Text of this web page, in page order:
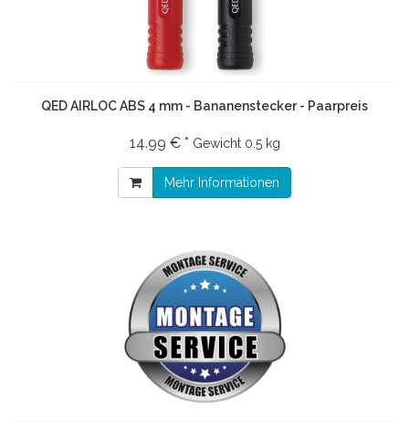
QED AIRLOC ABS 4 mm - Bananenstecker - Paarpreis
14.99 € * Gewicht 0.5 kg
Mehr Informationen